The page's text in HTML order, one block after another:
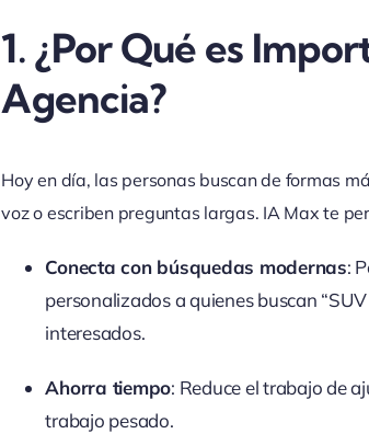
1. ¿Por Qué es
Agencia?
Hoy en día, las personas buscan de formas
voz o escriben preguntas largas. IA Max te
Conecta con búsquedas modernas:
personalizados a quienes buscan
interesados.
Ahorra tiempo: Reduce el trabajo de
trabajo pesado.